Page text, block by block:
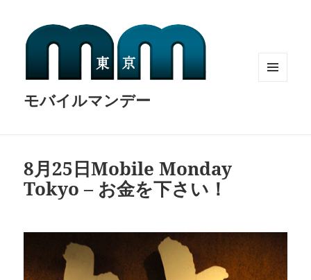
モバイルマンデー
8月25日Mobile Monday
Tokyo – お金を下さい！